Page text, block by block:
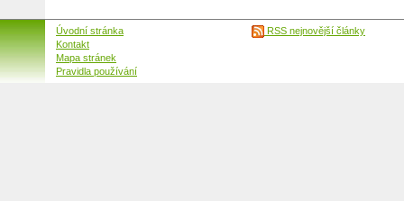
Úvodní stránka
Kontakt
Mapa stránek
Pravidla používání
RSS nejnovější články